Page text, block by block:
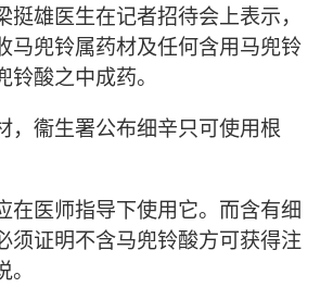
挺雄医生在记者招待会上表示，
马兜铃属药材及任何含用马兜铃
酸之中成药。
，衞生署公布细辛只可使用根
在医师指导下使用它。而含有细
须证明不含马兜铃酸方可获得注